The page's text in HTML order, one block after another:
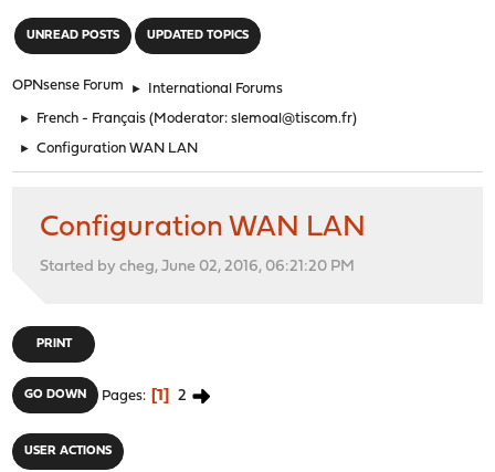
UNREAD POSTS UPDATED TOPICS
OPNsense Forum ► International Forums
► French - Français (Moderator:slemoal@tiscom.fr)
► Configuration WAN LAN
Configuration WAN LAN
Started by cheg, June 02, 2016, 06:21:20 PM
PRINT
GO DOWN Pages 1 2
USER ACTIONS